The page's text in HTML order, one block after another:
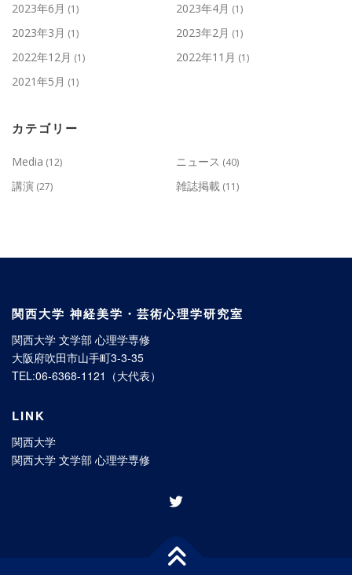
2023年6月 (1) 2023年4月 (1)
2023年3月 (1) 2023年2月 (1)
2022年12月 (1) 2022年11月 (1)
2021年5月 (1)
カテゴリー
Media (12) ニュース (40)
講演 (27) 雑誌掲載 (11)
関西大学 神経美学・芸術心理学研究室
関西大学 文学部 心理学専修
大阪府吹田市山手町3-3-35
TEL:06-6368-1121（大代表）
LINK
関西大学
関西大学 文学部 心理学専修